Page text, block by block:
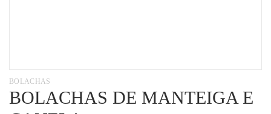
BOLACHAS
BOLACHAS DE MANTEIGA E